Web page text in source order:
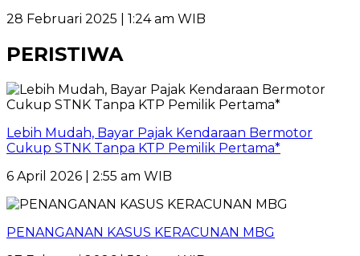
28 Februari 2025 | 1:24 am WIB
PERISTIWA
Lebih Mudah, Bayar Pajak Kendaraan Bermotor
Cukup STNK Tanpa KTP Pemilik Pertama*
6 April 2026 | 2:55 am WIB
PENANGANAN KASUS KERACUNAN MBG